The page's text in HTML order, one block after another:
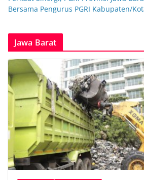
Bersama Pengurus PGRI Kabupaten/
Jawa Barat